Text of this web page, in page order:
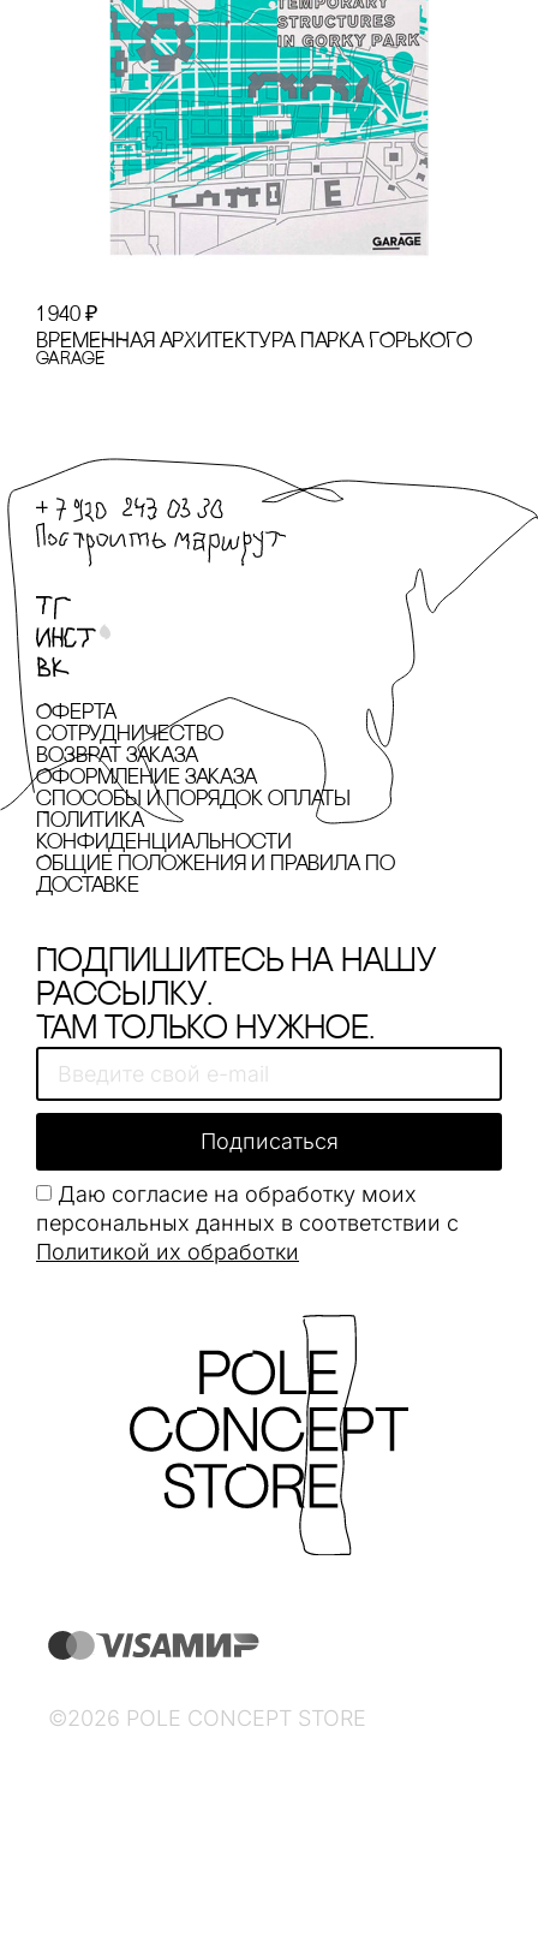
1 940 ₽
ВРЕМЕННАЯ АРХИТЕКТУРА ПАРКА ГОРЬКОГО
GARAGE
Оферта
сотрудничество
Возврат заказа
Оформление заказа
cпособы и порядок оплаты
Политика
конфиденциальности
Общие положения и правила по
доставке
Подпишитесь на нашу
рассылку.
Там только нужное.
Даю согласие на обработку моих
персональных данных в соответствии с
Политикой их обработки
Подписаться
©2026 POLE CONCEPT STORE